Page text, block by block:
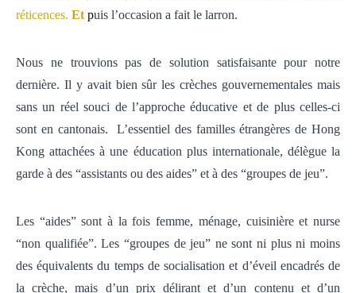
réticences. Et puis l’occasion a fait le larron.
Nous ne trouvions pas de solution satisfaisante pour notre
dernière. Il y avait bien sûr les crèches gouvernementales mais
sans un réel souci de l’approche éducative et de plus celles-ci
sont en cantonais.
L’essentiel des familles étrangères de Hong
Kong attachées à une éducation plus internationale, délègue la
garde à des “assistants ou des aides” et à des “groupes de jeu”.
Les “aides” sont à la fois femme, ménage, cuisinière et nurse
“non qualifiée”.Les “groupes de jeu” ne sont ni plus ni moins
des équivalents du temps de socialisation et d’éveil encadrés de
la crèche,mais d’un prix délirant et d’un contenu et d’un